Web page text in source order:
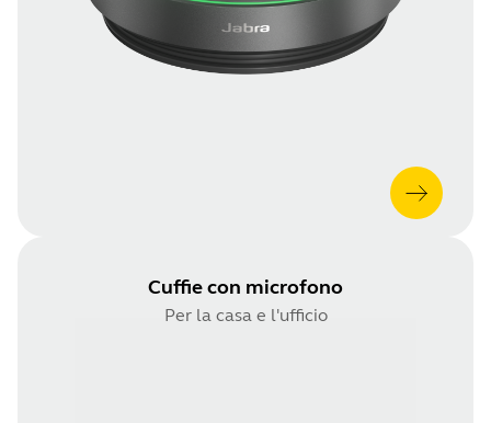
Cuffie con microfono
Per la casa e l'ufficio